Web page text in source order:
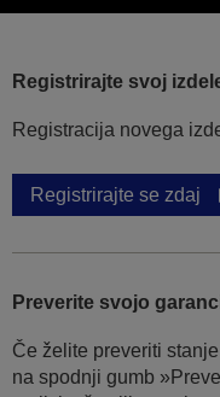
Registrirajte svoj
Registracija novega
Registrirajte se zdaj
Preverite svojo
Če želite preveriti
na spodnji gumb